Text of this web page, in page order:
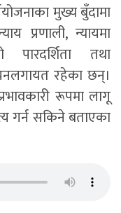
मुख्य बुँदामा
प्रणाली, न्यायमा
पारदर्शिता तथा
रहेका छन्।
रूपमा लागू
गर्न सकिने बताएका